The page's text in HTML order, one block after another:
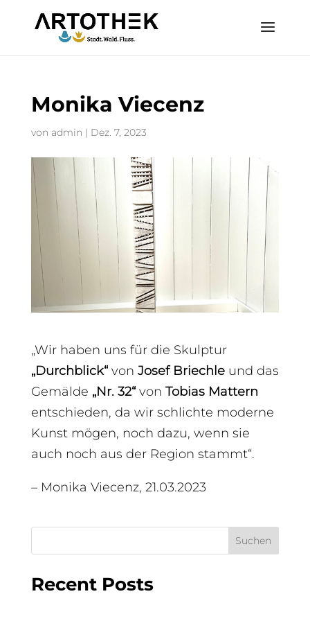
Monika Viecenz
von admin | Dez. 7, 2023
„Wir haben uns für die Skulptur
„Durchblick“von Josef Briechleund das
Gemälde „Nr. 32“von Tobias Mattern
entschieden, da wir schlichte moderne
Kunst mögen, noch dazu, wenn sie
auch noch aus der Region stammt“.
– Monika Viecenz, 21.03.2023
Suchen
Recent Posts